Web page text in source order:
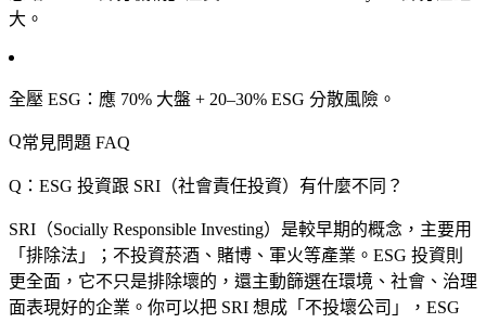
大。
全壓 ESG ：應 70% 大盤 + 20–30% ESG 分散風險。
常見問題 FAQ
Q：ESG 投資跟 SRI（社會責任投資）有什麼不同？
SRI（Socially Responsible Investing）是較早期的概念，主要用
「排除法」；不投資菸酒、賭博、軍火等產業。ESG 投資則
更全面，它不只是排除壞的，還主動篩選在環境、社會、治理
面表現好的企業。你可以把 SRI 想成「不投壞公司」，ESG